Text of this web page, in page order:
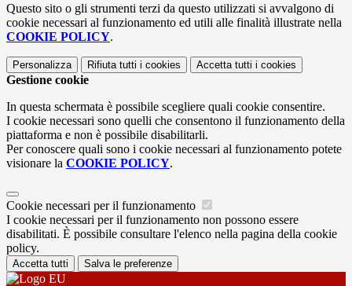
Questo sito o gli strumenti terzi da questo utilizzati si avvalgono di
cookie necessari al funzionamento ed utili alle finalità illustrate nella
COOKIE POLICY.
Personalizza Rifiuta tutti i cookies Accetta tutti i cookies
Gestione cookie
In questa schermata è possibile scegliere quali cookie consentire.
I cookie necessari sono quelli che consentono il funzionamento della
piattaforma e non è possibile disabilitarli.
Per conoscere quali sono i cookie necessari al funzionamento potete
visionare la COOKIE POLICY.
Cookie necessari per il funzionamento
I cookie necessari per il funzionamento non possono essere
disabilitati. È possibile consultare l'elenco nella pagina della cookie
policy.
Accetta tutti Salva le preferenze